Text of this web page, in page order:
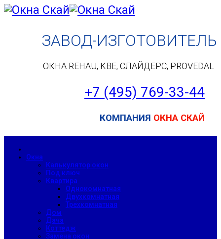
ЗАВОД-ИЗГОТОВИТЕЛЬ
ОКНА REHAU, KBE, СЛАЙДЕРС, PROVEDAL
+7 (495) 769-33-44
КОМПАНИЯ ОКНА СКАЙ
Окна
Калькулятор окон
Под ключ
Квартира
Однокомнатная
Двухкомнатная
Трехкомнатная
Дом
Дача
Коттедж
Замена окон